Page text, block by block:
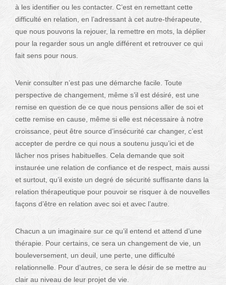
à les identifier ou les contacter. C’est en remettant cette
difficulté en relation, en l’adressant à cet autre-thérapeute,
que nous pouvons la rejouer, la remettre en mots, la déplier
pour la regarder sous un angle différent et retrouver ce qui
fait sens pour nous.
Venir consulter n’est pas une démarche facile. Toute
perspective de changement, même s’il est désiré, est une
remise en question de ce que nous pensions aller de soi et
cette remise en cause, même si elle est nécessaire à notre
croissance, peut être source d’insécurité car changer, c’est
accepter de perdre ce qui nous a soutenu jusqu’ici et de
lâcher nos prises habituelles. Cela demande que soit
instaurée une relation de confiance et de respect, mais aussi
et surtout, qu’il existe un degré de sécurité suffisante dans la
relation thérapeutique pour pouvoir se risquer à de nouvelles
façons d’être en relation avec soi et avec l’autre.
Chacun a un imaginaire sur ce qu’il entend et attend d’une
thérapie. Pour certains, ce sera un changement de vie, un
bouleversement, un deuil, une perte, une difficulté
relationnelle. Pour d’autres, ce sera le désir de se mettre au
clair au niveau de leur projet de vie.